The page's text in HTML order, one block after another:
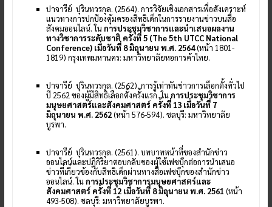
ปาจารีย์ ปุรินทวรกุล. (2564). การวิจัยเชิงเอกสารเพื่อสังเคราะห์
แนวทางการปกป้องคุ้มครองสิทธิเด็กในการรายงานข่าวบนสื่อ
สังคมออนไลน์. ในการประชุมวิชาการและนำเสนอผลงาน
ทางวิชาการระดับชาติ ครั้งที่ 5 (The 5th UTCC National
Conference) เมื่อวันที่ 8 มิถุนายน พ.ศ. 2564(หน้า 1801-
1819) กรุงเทพมหานคร: มหาวิทยาลัยหอการค้าไทย.
ปาจารีย์ ปุรินทวรกุล. (2562). การรู้เท่าทันข่าวการเลือกตั้งทั่วไป
ปี 2562 ของผู้มีสิทธิเลือกตั้งครั้งแรก. ในการประชุมวิชาการ
มนุษยศาสตร์และสังคมศาสตร์ ครั้งที่ 13 เมื่อวันที่ 7
มิถุนายน พ.ศ. 2562(หน้า 576-594). ชลบุรี: มหาวิทยาลัย
บูรพา.
ปาจารีย์ ปุรินทวรกุล. (2561). บทบาทหน้าที่ของสำนักข่าว
ออนไลน์และปฏิกิริยาตอบกลับของผู้ใช้เฟซบุ๊กต่อการนำเสนอ
ข่าวที่เกี่ยวข้องกับสิทธิเด็กผ่านทางสื่อเฟซบุ๊กของสำนักข่าว
ออนไลน์. ในการประชุมวิชาการมนุษยศาสตร์และ
สังคมศาสตร์ ครั้งที่ 12 เมื่อวันที่ 8 มิถุนายน พ.ศ. 2561 (หน้า
493-508). ชลบุรี: มหาวิทยาลัยบูรพา.